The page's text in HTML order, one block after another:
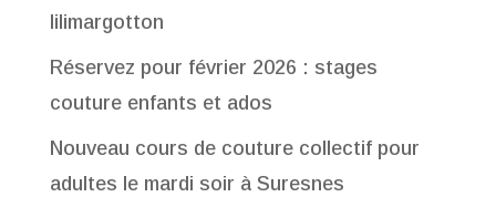
lilimargotton
Réservez pour février 2026 : stages
couture enfants et ados
Nouveau cours de couture collectif pour
adultes le mardi soir à Suresnes